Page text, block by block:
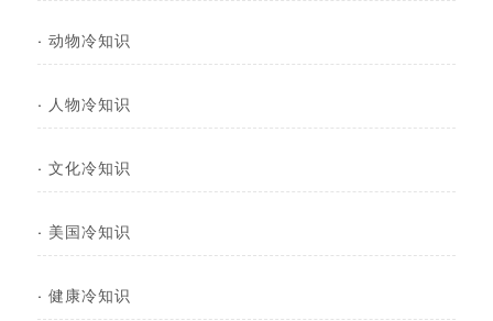
· 动物冷知识
· 人物冷知识
· 文化冷知识
· 美国冷知识
· 健康冷知识